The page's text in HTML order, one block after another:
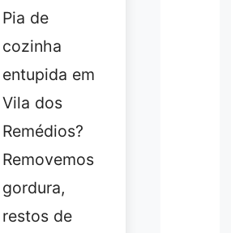
Pia de
cozinha
entupida em
Vila dos
Remédios?
Removemos
gordura,
restos de